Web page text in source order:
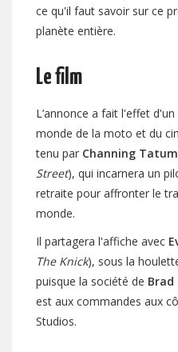
ce qu'il faut savoir sur ce
planète entière.
Le film
L’annonce a fait l'effet
monde de la moto et du
tenu par Channing Tatum
Street), qui incarnera un
retraite pour affronter le
monde.
Il partagera l'affiche avec
The Knick), sous la
puisque la société de
est aux commandes aux
Studios.